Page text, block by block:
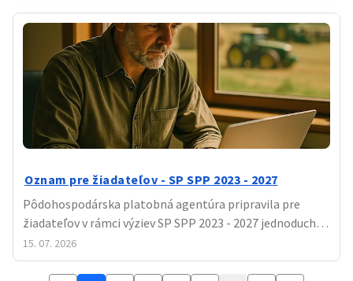
programovom období rozdeľovať 167 miliónov eur na
rozvoj slovenského vidieka. Do výzvy sa prihlásilo 95
mies
Oznam pre žiadateľov - SP SPP 2023 - 2027
Pôdohospodárska platobná agentúra pripravila pre
žiadateľov v rámci výziev SP SPP 2023 - 2027 jednoduché
grafické pomôcky k postupom obstarávania. Tieto
vychádzajú z MURO č. 2.
15. 07. 2026